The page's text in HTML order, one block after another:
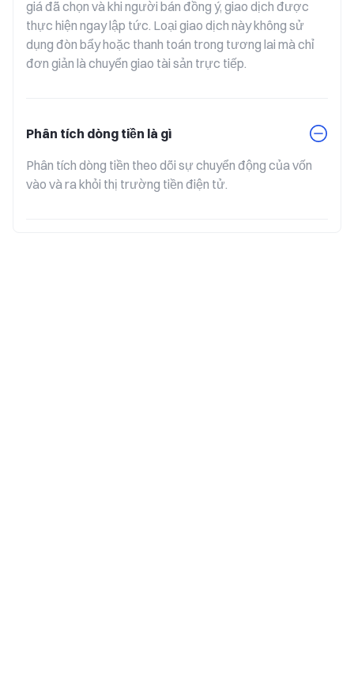
giá đã chọn và khi người bán đồng ý, giao dịch được
thực hiện ngay lập tức. Loại giao dịch này không sử
dụng đòn bẩy hoặc thanh toán trong tương lai mà chỉ
đơn giản là chuyển giao tài sản trực tiếp.
Phân tích dòng tiền là gì
Phân tích dòng tiền theo dõi sự chuyển động của vốn
vào và ra khỏi thị trường tiền điện tử.